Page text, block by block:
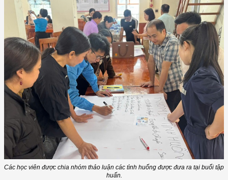
Các học viên được chia nhóm thảo luận các tình huống được đưa ra tại buổi tập
huấn.